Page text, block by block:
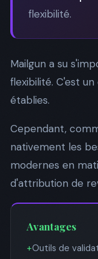
flexibilité.
Mailgun a su
flexibilité. C'est
établies.
Cependant,
nativement les
modernes en
d'attribution de
Avantages
+Outils de